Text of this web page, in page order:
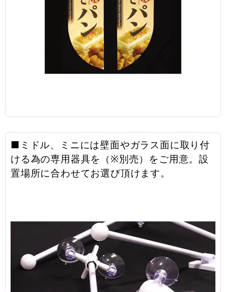
■ミドル、ミニには壁面やガラス面に取り付
ける為の専用器具を（※別売）をご用意。設
置場所に合わせてお選び頂けます。